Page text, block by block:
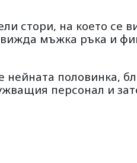
стори, на което се
мъжка ръка и
нейната половинка,
персонал и